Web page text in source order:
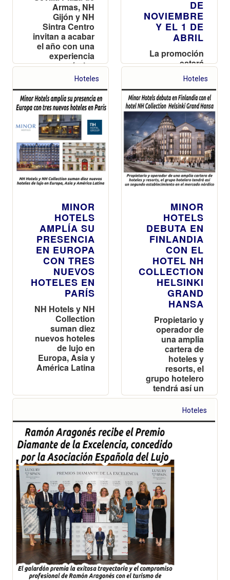
Armas, NH
Gijón y NH
Sintra Centro
invitan a acabar
el año con una
experiencia
gastronómica
exclusiva y una
celebración
única para
comenzar 2024
DE
NOVIEMBRE
Y EL 1 DE
ABRIL
La promoción
estará
disponible para
reservas
realizadas entre
el 16 y el 28 de
noviembre
Hoteles
MINOR
HOTELS
AMPLÍA SU
PRESENCIA
EN EUROPA
CON TRES
NUEVOS
HOTELES EN
PARÍS
NH Hotels y NH
Collection
suman diez
nuevos hoteles
de lujo en
Europa, Asia y
América Latina
Hoteles
MINOR
HOTELS
DEBUTA EN
FINLANDIA
CON EL
HOTEL NH
COLLECTION
HELSINKI
GRAND
HANSA
Propietario y
operador de
una amplia
cartera de
hoteles y
resorts, el
grupo hotelero
tendrá así un
segundo
establecimiento
Hoteles